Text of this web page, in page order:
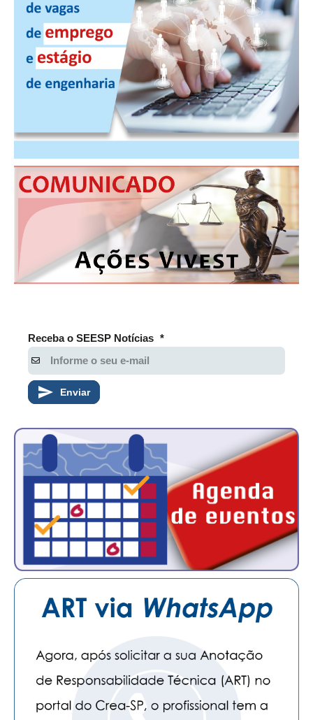
LEGISLAÇÃO
LEI 4.950-A/1966 – PISO SALARIAL
LEI 5.194/1966 – REGULAMENTAÇÃO DA PROFISSÃO
LEI 6.496/1977 – ART
RES 1.002/2002 – CÓDIGO DE ÉTICA
PISO SALARIAL
FIQUE POR DENTRO
OPORTUNIDADES
APRESENTAÇÃO
AUTÔNOMOS E SERVIÇOS
NEWSLETTER
GUIA DAS ENGENHARIAS
CONTATO
CURSOS
ENGENHEIRO EMPREENDEDOR
SEESP EDUCAÇÃO
PLATAFORMAS GRATUITAS
BENEFÍCIOS
APOSENTADORIA
PLANO DE SAÚDE
Receba o SEESP Notícias *
Enviar